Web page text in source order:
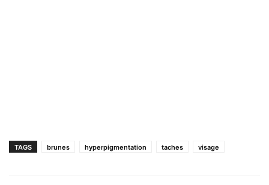
TAGS brunes hyperpigmentation taches visage